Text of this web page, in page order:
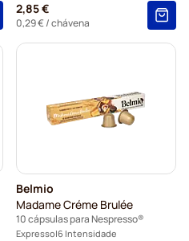
2,85 €
0,29 €/ chávena
Belmio
Madame Créme Brulée
10 cápsulas para Nespresso®
Expresso 6 Intensidade